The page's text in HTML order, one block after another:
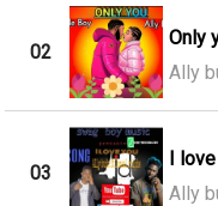
02
Only
Ally
03
I
Ally